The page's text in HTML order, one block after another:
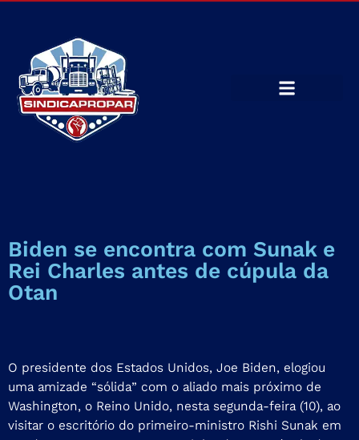
Biden se encontra com Sunak e
Rei Charles antes de cúpula da
Otan
O presidente dos Estados Unidos, Joe Biden, elogiou
uma amizade “sólida” com o aliado mais próximo de
Washington, o Reino Unido, nesta segunda-feira (10), ao
visitar o escritório do primeiro-ministro Rishi Sunak em